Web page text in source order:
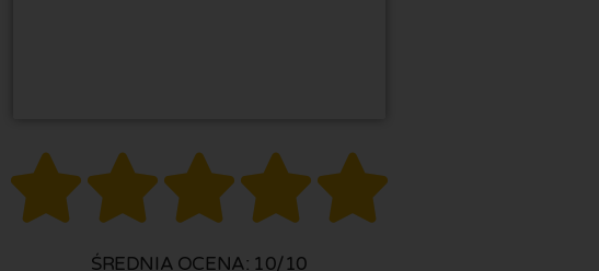

ŚREDNIA OCENA: 10/10